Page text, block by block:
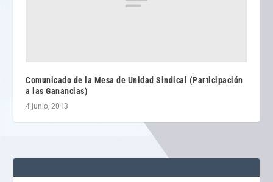
Comunicado de la Mesa de Unidad Sindical (Participación
a las Ganancias)
4 junio, 2013